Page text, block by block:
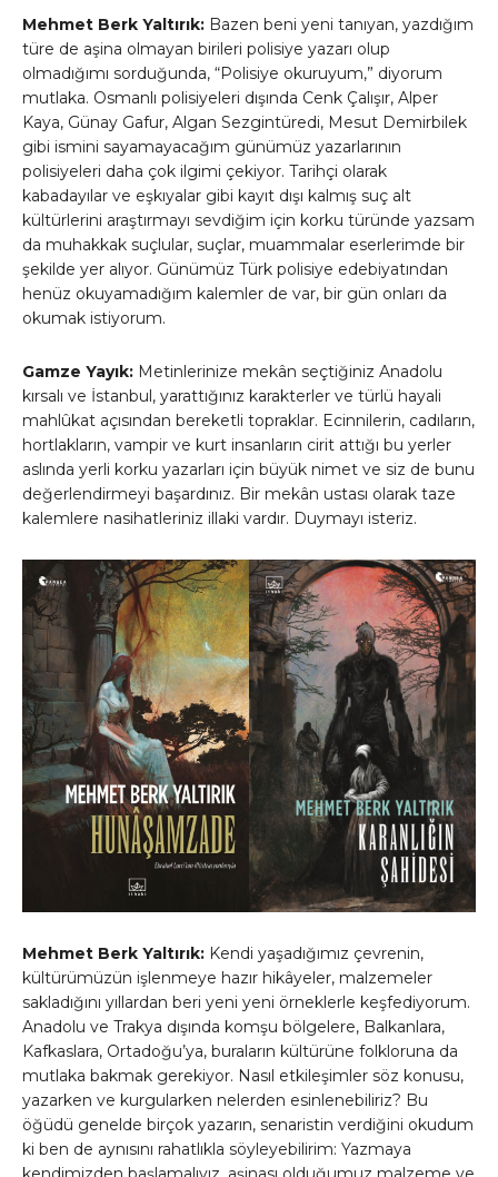
Mehmet Berk Yaltırık: Bazen beni yeni tanıyan, yazdığım
türe de aşina olmayan birileri polisiye yazarı olup
olmadığımı sorduğunda, “Polisiye okuruyum,” diyorum
mutlaka. Osmanlı polisiyeleri dışında Cenk Çalışır, Alper
Kaya, Günay Gafur, Algan Sezgintüredi, Mesut Demirbilek
gibi ismini sayamayacağım günümüz yazarlarının
polisiyeleri daha çok ilgimi çekiyor. Tarihçi olarak
kabadayılar ve eşkıyalar gibi kayıt dışı kalmış suç alt
kültürlerini araştırmayı sevdiğim için korku türünde yazsam
da muhakkak suçlular, suçlar, muammalar eserlerimde bir
şekilde yer alıyor. Günümüz Türk polisiye edebiyatından
henüz okuyamadığım kalemler de var, bir gün onları da
okumak istiyorum.
Gamze Yayık: Metinlerinize mekân seçtiğiniz Anadolu
kırsalı ve İstanbul, yarattığınız karakterler ve türlü hayali
mahlûkat açısından bereketli topraklar. Ecinnilerin, cadıların,
hortlakların, vampir ve kurt insanların cirit attığı bu yerler
aslında yerli korku yazarları için büyük nimet ve siz de bunu
değerlendirmeyi başardınız. Bir mekân ustası olarak taze
kalemlere nasihatleriniz illaki vardır. Duymayı isteriz.
Mehmet Berk Yaltırık: Kendi yaşadığımız çevrenin,
kültürümüzün işlenmeye hazır hikâyeler, malzemeler
sakladığını yıllardan beri yeni yeni örneklerle keşfediyorum.
Anadolu ve Trakya dışında komşu bölgelere, Balkanlara,
Kafkaslara, Ortadoğu’ya, buraların kültürüne folkloruna da
mutlaka bakmak gerekiyor. Nasıl etkileşimler söz konusu,
yazarken ve kurgularken nelerden esinlenebiliriz? Bu
öğüdü genelde birçok yazarın, senaristin verdiğini okudum
ki ben de aynısını rahatlıkla söyleyebilirim: Yazmaya